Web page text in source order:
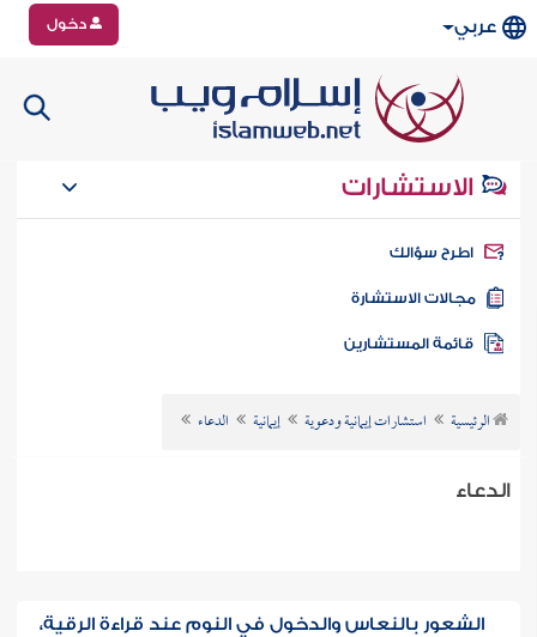
عربي دخول
الاستشارات
سؤالك
الاستشارة
الرئيسية استشارات إيمانية ودعوية إيمانية الدعاء
الدعاء
الشعور بالنعاس والدخول في النوم عند قراءة الرقية،